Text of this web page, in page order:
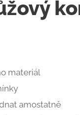
materiál
amostatně